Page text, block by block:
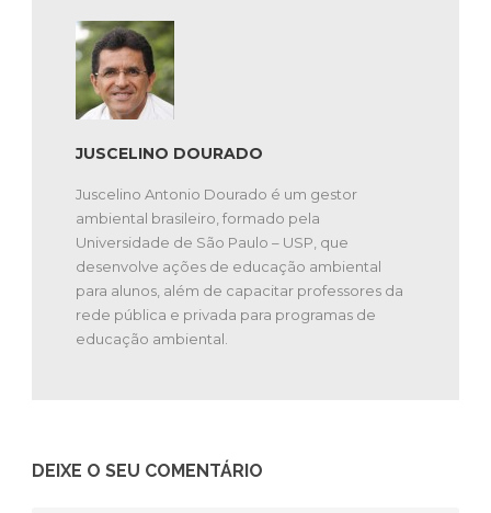
JUSCELINO DOURADO
Juscelino Antonio Dourado é um gestor
ambiental brasileiro, formado pela
Universidade de São Paulo – USP, que
desenvolve ações de educação ambiental
para alunos, além de capacitar professores da
rede pública e privada para programas de
educação ambiental.
DEIXE O SEU COMENTÁRIO